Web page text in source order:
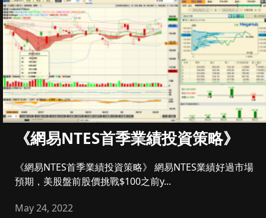
《網易NTES首季業績投資策略》
《網易NTES首季業績投資策略》 網易NTES業績好過市場
預期，美股盤前股價挑戰$100之前y...
May 24, 2022